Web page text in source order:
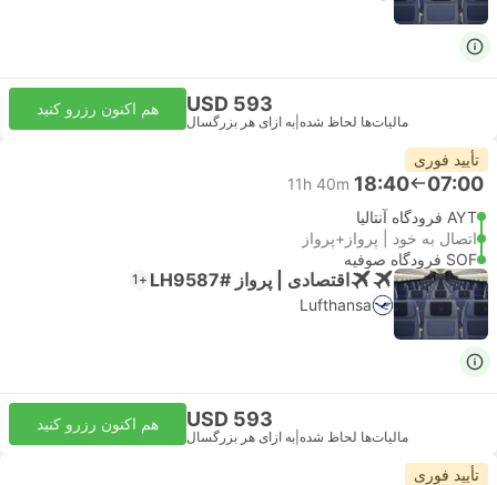
USD 593
مالیات‌ها لحاظ شده به ازای هر بزرگسال
هم اکنون رزرو کنید
تأیید فوری
07:00
18:40
11h 40m
AYT فرودگاه آنتالیا
اتصال به خود | پرواز+پرواز
SOF فرودگاه صوفیه
اقتصادی | پرواز #LH9587 +1
Lufthansa
USD 593
مالیات‌ها لحاظ شده به ازای هر بزرگسال
هم اکنون رزرو کنید
تأیید فوری